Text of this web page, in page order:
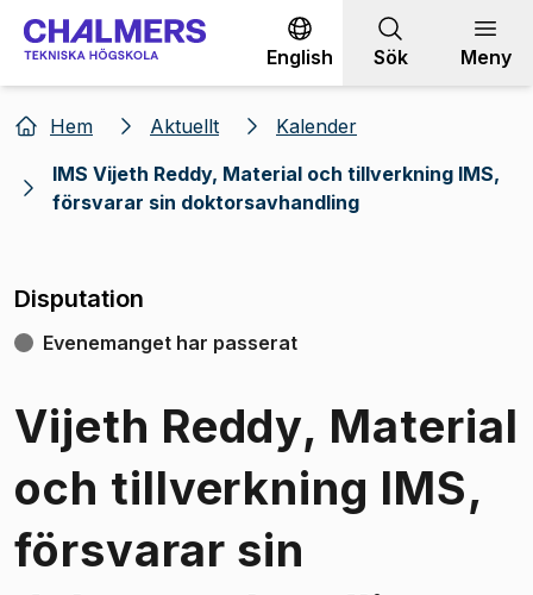
Gå till innehållet
English Sök Meny
Hem Aktuellt
Kalender
IMS Vijeth Reddy, Material och tillverkning IMS,
försvarar sin doktorsavhandling
Disputation
Evenemanget har passerat
Vijeth Reddy, Material
och tillverkning IMS,
försvarar sin